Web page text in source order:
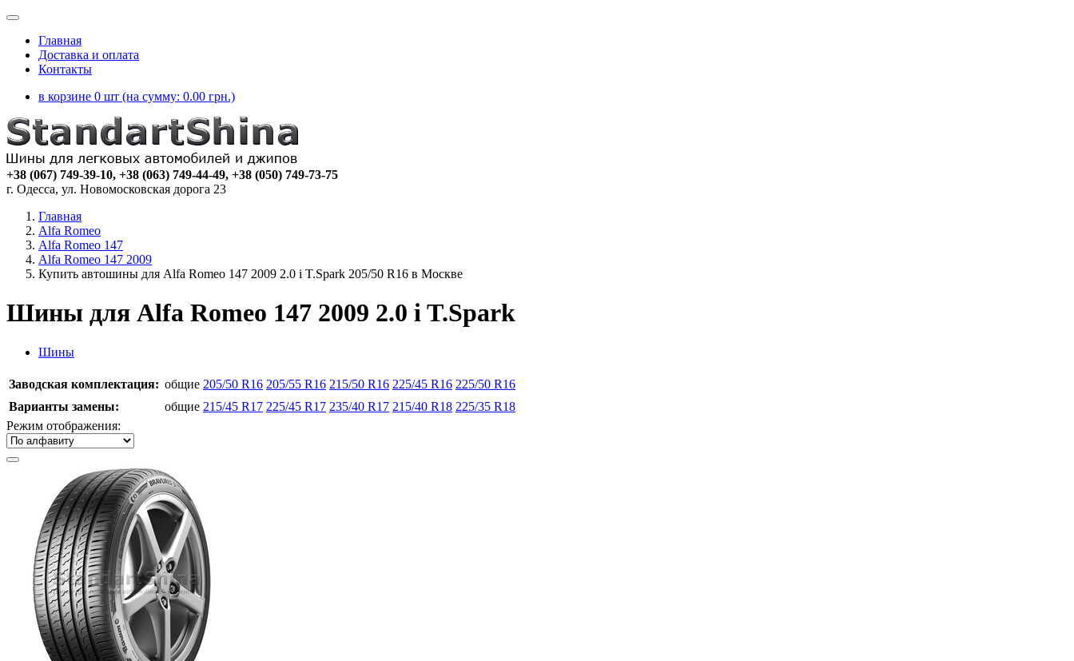
Главная
Доставка и оплата
Контакты
в корзине 0 шт (на сумму: 0.00 грн.)
+38 (067) 749-39-10, +38 (063) 749-44-49, +38 (050) 749-73-75
г. Одесса, ул. Новомосковская дорога 23
Главная
Alfa Romeo
Alfa Romeo 147
Alfa Romeo 147 2009
Купить автошины для Alfa Romeo 147 2009 2.0 i T.Spark 205/50 R16 в Москве
Шины для Alfa Romeo 147 2009 2.0 i T.Spark
Шины
Заводская комплектация: общие 205/50 R16 205/55 R16 215/50 R16 225/45 R16 225/50 R16
Варианты замены:
общие 215/45 R17 225/45 R17 235/40 R17 215/40 R18 225/35 R18
Режим отображения: